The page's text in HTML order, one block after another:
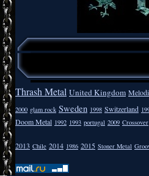
Thrash Metal United Kingdom
2000 glam rock Sweden 1998 Switzerland
Doom Metal 1992 1993 portugal 2009 Crossover
2013 Chile 2014 1986 2015 Stoner Metal